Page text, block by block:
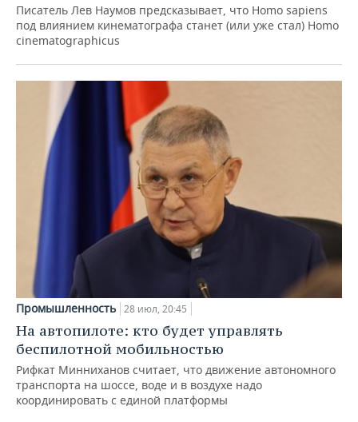
Писатель Лев Наумов предсказывает, что Homo sapiens
под влиянием кинематографа станет (или уже стал) Homo
cinematographicus
Промышленность 28 июл, 20:45
На автопилоте: кто будет управлять
беспилотной мобильностью
Рифкат Минниханов считает, что движение автономного
транспорта на шоссе, воде и в воздухе надо
координировать с единой платформы